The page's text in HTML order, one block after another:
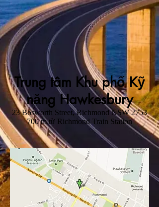
Trung tâm Khu phố Kỹ
năng Hawkesbury
23 Bosworth Street, Richmond NSW 2753
700 m từ Richmond Train Station